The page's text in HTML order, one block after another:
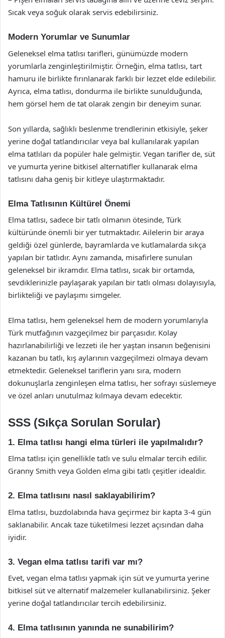
Sıcak veya soğuk olarak servis edebilirsiniz.
Modern Yorumlar ve Sunumlar
Geleneksel elma tatlısı tarifleri, günümüzde modern
yorumlarla zenginleştirilmiştir. Örneğin, elma tatlısı, tart
hamuru ile birlikte fırınlanarak farklı bir lezzet elde edilebilir.
Ayrıca, elma tatlısı, dondurma ile birlikte sunulduğunda,
hem görsel hem de tat olarak zengin bir deneyim sunar.
Son yıllarda, sağlıklı beslenme trendlerinin etkisiyle, şeker
yerine doğal tatlandırıcılar veya bal kullanılarak yapılan
elma tatlıları da popüler hale gelmiştir. Vegan tarifler de, süt
ve yumurta yerine bitkisel alternatifler kullanarak elma
tatlısını daha geniş bir kitleye ulaştırmaktadır.
Elma Tatlısının Kültürel Önemi
Elma tatlısı, sadece bir tatlı olmanın ötesinde, Türk
kültüründe önemli bir yer tutmaktadır. Ailelerin bir araya
geldiği özel günlerde, bayramlarda ve kutlamalarda sıkça
yapılan bir tatlıdır. Aynı zamanda, misafirlere sunulan
geleneksel bir ikramdır. Elma tatlısı, sıcak bir ortamda,
sevdiklerinizle paylaşarak yapılan bir tatlı olması dolayısıyla,
birlikteliği ve paylaşımı simgeler.
Elma tatlısı, hem geleneksel hem de modern yorumlarıyla
Türk mutfağının vazgeçilmez bir parçasıdır. Kolay
hazırlanabilirliği ve lezzeti ile her yaştan insanın beğenisini
kazanan bu tatlı, kış aylarının vazgeçilmezi olmaya devam
etmektedir. Geleneksel tariflerin yanı sıra, modern
dokunuşlarla zenginleşen elma tatlısı, her sofrayı süslemeye
ve özel anları unutulmaz kılmaya devam edecektir.
SSS (Sıkça Sorulan Sorular)
1. Elma tatlısı hangi elma türleri ile yapılmalıdır?
Elma tatlısı için genellikle tatlı ve sulu elmalar tercih edilir.
Granny Smith veya Golden elma gibi tatlı çeşitler idealdir.
2. Elma tatlısını nasıl saklayabilirim?
Elma tatlısı, buzdolabında hava geçirmez bir kapta 3-4 gün
saklanabilir. Ancak taze tüketilmesi lezzet açısından daha
iyidir.
3. Vegan elma tatlısı tarifi var mı?
Evet, vegan elma tatlısı yapmak için süt ve yumurta yerine
bitkisel süt ve alternatif malzemeler kullanabilirsiniz. Şeker
yerine doğal tatlandırıcılar tercih edebilirsiniz.
4. Elma tatlısının yanında ne sunabilirim?